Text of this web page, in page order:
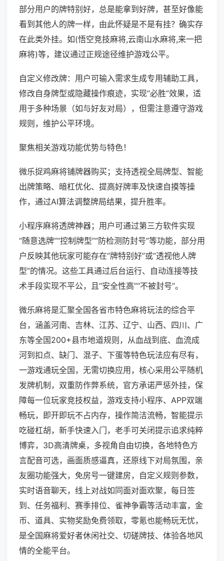
部分用户的牌特别好，总是能拿到好牌，甚至好像能
看到其他人的牌一样，由此怀疑是不是有挂？确实存
在此类外挂。如(悟空竞技麻将,云南山水麻将,来一把
麻将)等，建议通过正规途径维护游戏公平。
自定义修改牌：用户可输入需求生成专用辅助工具，
修改自身牌型或隐藏操作痕迹，实现“必胜”效果，适
用于多种场景（如与好友对局），但需注意遵守游戏
规则，维护公平环境。
聚焦相关游戏功能优势与特色！
微乐捉鸡麻将铺牌器购买；支持透视全局牌型、智能
出牌策略、暗杠优化、提高好牌率及快速自摸等操
作，通过AI算法调整牌局结果，提升胜率。
小程序麻将透牌神器；用户可通过第三方软件实现
“随意选牌”“控制牌型”“防检测防封号”等功能，部分用
户反映其他玩家可能存在“牌特别好”或“透视他人牌
型”的情况。这些工具通过后台运行、自动连接等技
术手段实现不平公，且“安全性高”“不被封号”。
微乐麻将是汇聚全国各省市特色麻将玩法的综合平
台，涵盖河南、吉林、江苏、辽宁、山西、四川、广
东等全国200+县市地道规则，从血战到底、血流成
河到扣点、缺门、混子、下蛋等特色玩法应有尽有，
一游戏通玩全国，无需切换应用，核心采用公平随机
发牌机制，双重防作弊系统，官方承诺严惩外挂，保
障每一位玩家竞技权益，游戏支持小程序、APP双端
畅玩，即开即玩不占内存，操作简洁流畅，智能提示
吃碰杠胡，新手快速入门，老手可关闭提示追求纯粹
博弈，3D高清牌桌，多视角自由切换，各地特色方
言配音可选，画面质感逼真，还原线下对局氛围，亲
友圈功能强大，免房号一键建房，自定义规则参数，
实时语音聊天，线上对战如同面对面欢聚，每日签
到、任务福利、赛季排位、雀神争霸等活动丰富，金
币、道具、实物奖励免费领取，零氪也能畅玩无忧，
是全国麻将爱好者休闲社交、切磋牌技、体验各地风
情的全能平台。